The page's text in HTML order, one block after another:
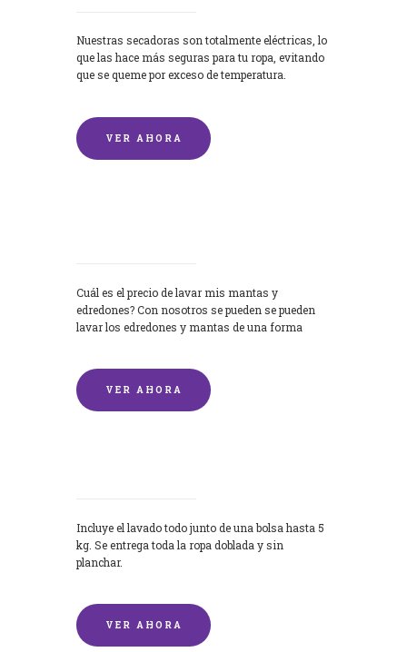
Nuestras secadoras son totalmente eléctricas, lo
que las hace más seguras para tu ropa, evitando
que se queme por exceso de temperatura.
VER AHORA
Cuál es el precio de lavar mis mantas y
edredones? Con nosotros se pueden se pueden
lavar los edredones y mantas de una forma
VER AHORA
Incluye el lavado todo junto de una bolsa hasta 5
kg. Se entrega toda la ropa doblada y sin
planchar.
VER AHORA